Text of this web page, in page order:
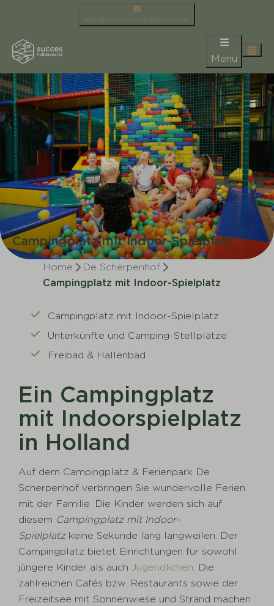
info@succesholidayparcs.nl
Menü
Campingplatz mit Indoor-Spielplatz
Home
De Scherpenhof
Campingplatz mit Indoor-Spielplatz
Campingplatz mit Indoor-Spielplatz
Unterkünfte und Camping-Stellplätze
Freibad & Hallenbad
Ein Campingplatz
mit Indoorspielplatz
in Holland
Auf dem Campingplatz & Ferienpark De
Scherpenhof verbringen Sie wundervolle Ferien
mit der Familie. Die Kinder werden sich auf
diesem Campingplatz mit Indoor-
Spielplatzkeine Sekunde lang langweilen. Der
Campingplatz bietet Einrichtungen für sowohl
jüngere Kinder als auchJugendlichen. Die
zahlreichen Cafés bzw. Restaurants sowie der
Freizeitsee mit Sonnenwiese und Strand machen